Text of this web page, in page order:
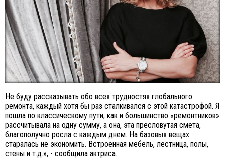
Не буду рассказывать обо всех трудностях глобального
ремонта, каждый хотя бы раз сталкивался с этой катастрофой. Я
пошла по классическому пути, как и большинство «ремонтников»
рассчитывала на одну сумму, а она, эта пресловутая смета,
благополучно росла с каждым днем. На базовых вещах
старалась не экономить. Встроенная мебель, лестница, полы,
стены и т.д.», - сообщила актриса.